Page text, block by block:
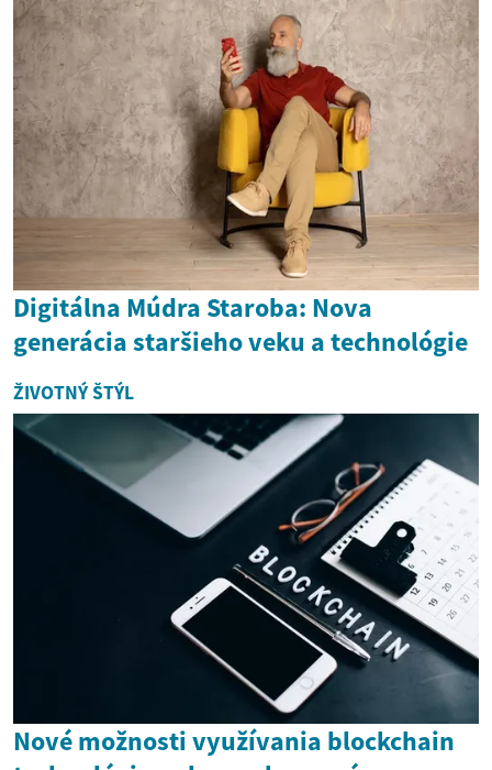
Digitálna Múdra Staroba: Nova
generácia staršieho veku a technológie
ŽIVOTNÝ ŠTÝL
Nové možnosti využívania blockchain